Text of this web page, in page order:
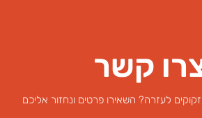
קשר
לעזרה? השאירו פרטים ונחזור אליכם